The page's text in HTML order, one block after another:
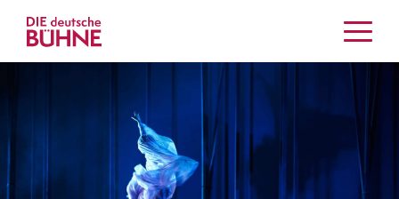
Musiktheater
Crossover